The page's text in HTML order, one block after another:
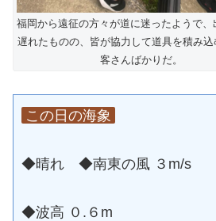
福岡から遠征の方々が道に迷ったようで、
遅れたものの、皆が協力して道具を積み込
客さんばかりだ。
この日の海象
◆晴れ ◆南東の風 ３m/s
◆波高 ０.６m